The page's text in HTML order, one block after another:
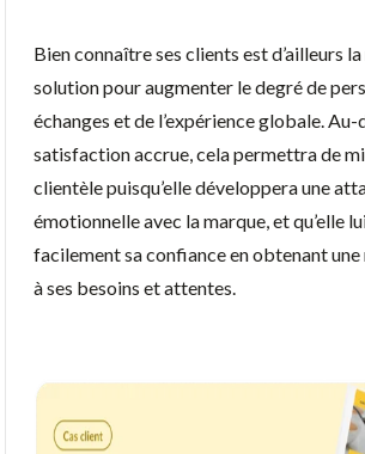
Bien connaître ses clients est d’ailleurs
solution pour augmenter le degré de
échanges et de l’expérience globale. Au-
satisfaction accrue, cela permettra de
clientèle puisqu’elle développera une
émotionnelle avec la marque, et qu’elle
facilement sa confiance en obtenant
à ses besoins et attentes.